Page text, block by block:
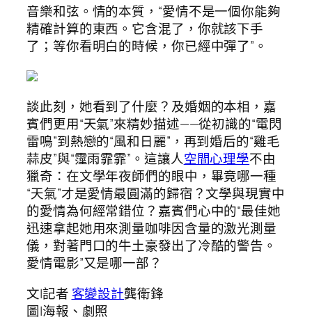
音樂和弦。情的本質，“愛情不是一個你能夠
精確計算的東西。它含混了，你就該下手
了；等你看明白的時候，你已經中彈了”。
談此刻，她看到了什麼？及婚姻的本相，嘉
賓們更用“天氣”來精妙描述——從初識的“電閃
雷鳴”到熱戀的“風和日麗”，再到婚后的“雞毛
蒜皮”與“霪雨霏霏”。這讓人空間心理學不由
獵奇：在文學年夜師們的眼中，畢竟哪一種
“天氣”才是愛情最圓滿的歸宿？文學與現實中
的愛情為何經常錯位？嘉賓們心中的“最佳她
迅速拿起她用來測量咖啡因含量的激光測量
儀，對著門口的牛土豪發出了冷酷的警告。
愛情電影”又是哪一部？
文|記者客變設計龔衛鋒
圖|海報、劇照